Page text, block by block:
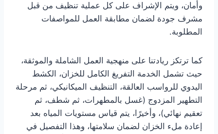
وأمان، ويتم الإشراف على كل عملية تنظيف من قبل
مشرف جودة لضمان مطابقة العمل للمواصفات
المطلوبة.
كما ترتكز ريادتنا على منهجية العمل الشاملة والموثقة،
حيث تشمل الخدمة التفريغ الكامل للخزان، الكشط
اليدوي للرواسب العالقة، التنظيف الميكانيكي، ثم مرحلة
التطهير المزدوج (غسل بالمطهرات، ثم شطف، ثم
تعقيم نهائي)، وأخيرًا، يتم قياس مستويات المياه بعد
إعادة ملء الخزان لضمان سلامتها، وهذا التفصيل في